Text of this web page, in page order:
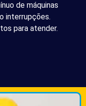
de máquinas
interrupções.
para atender.